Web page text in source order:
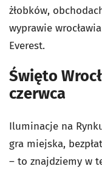
żłobków,
wyprawie
Everest.
Święto
czerwca
Iluminacje na
gra miejska,
– to znajdziemy w